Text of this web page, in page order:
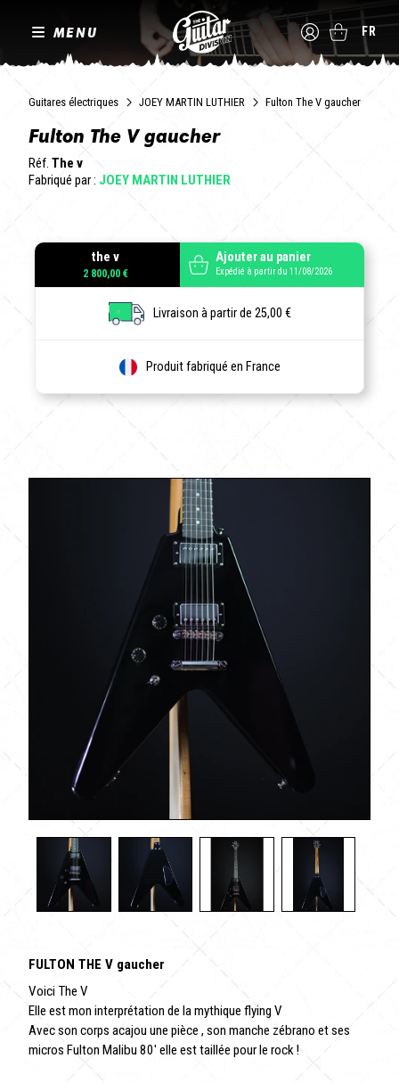
MENU FR
Guitares électriques JOEY MARTIN LUTHIER Fulton The V gaucher
Fulton The V gaucher
Réf. The v
Fabriqué par : JOEY MARTIN LUTHIER
the v
2 800,00 €
Ajouter au panier
Expédié à partir du 11/08/2026
Livraison à partir de 25,00 €
Produit fabriqué en France
FULTON THE V gaucher
Voici The V
Elle est mon interprétation de la mythique flying V
Avec son corps acajou une pièce , son manche zébrano et ses
micros Fulton Malibu 80' elle est taillée pour le rock !